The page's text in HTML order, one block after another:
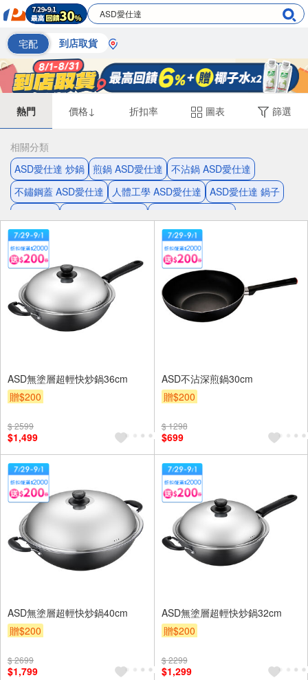
宅配 到店取貨
熱門 價格↓ 折扣率 圖表 篩選
相關分類
ASD愛仕達 炒鍋 煎鍋 ASD愛仕達
不沾鍋 ASD愛仕達
不鏽鋼蓋 ASD愛仕達
人體工學 ASD愛仕達
ASD愛仕達 鍋子
深煎鍋 ASD愛仕達
ASD無塗層超輕快炒鍋36cm
贈$200
$ 2599
$1,499
ASD不沾深煎鍋30cm
贈$200
$ 1298
$699
ASD無塗層超輕快炒鍋40cm
贈$200
$ 2699
$1,799
ASD無塗層超輕快炒鍋32cm
贈$200
$ 2299
$1,299